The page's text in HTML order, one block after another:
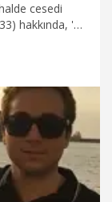
cesedi
hakkında, 'eşi